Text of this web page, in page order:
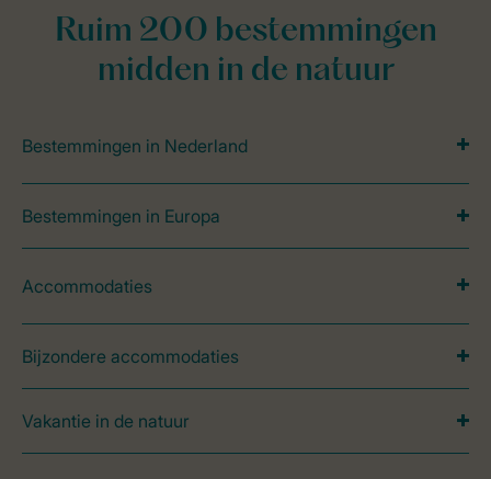
Ruim 200 bestemmingen
midden in de natuur
Bestemmingen in Nederland
Bestemmingen in Europa
Accommodaties
Bijzondere accommodaties
Vakantie in de natuur